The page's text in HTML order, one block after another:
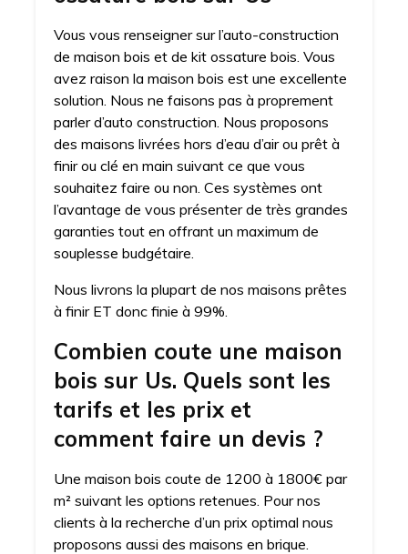
Vous vous renseigner sur l’auto-construction
de maison bois et de kit ossature bois. Vous
avez raison la maison bois est une excellente
solution. Nous ne faisons pas à proprement
parler d’auto construction. Nous proposons
des maisons livrées hors d’eau d’air ou prêt à
finir ou clé en main suivant ce que vous
souhaitez faire ou non. Ces systèmes ont
l’avantage de vous présenter de très grandes
garanties tout en offrant un maximum de
souplesse budgétaire.
Nous livrons la plupart de nos maisons prêtes
à finir ET donc finie à 99%.
Combien coute une maison
bois sur Us. Quels sont les
tarifs et les prix et
comment faire un devis ?
Une maison bois coute de 1200 à 1800€ par
m² suivant les options retenues. Pour nos
clients à la recherche d’un prix optimal nous
proposons aussi des maisons en brique.